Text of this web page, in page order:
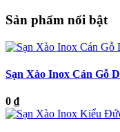
Sản phẩm nổi bật
Sạn Xào Inox Cán Gỗ
0 ₫